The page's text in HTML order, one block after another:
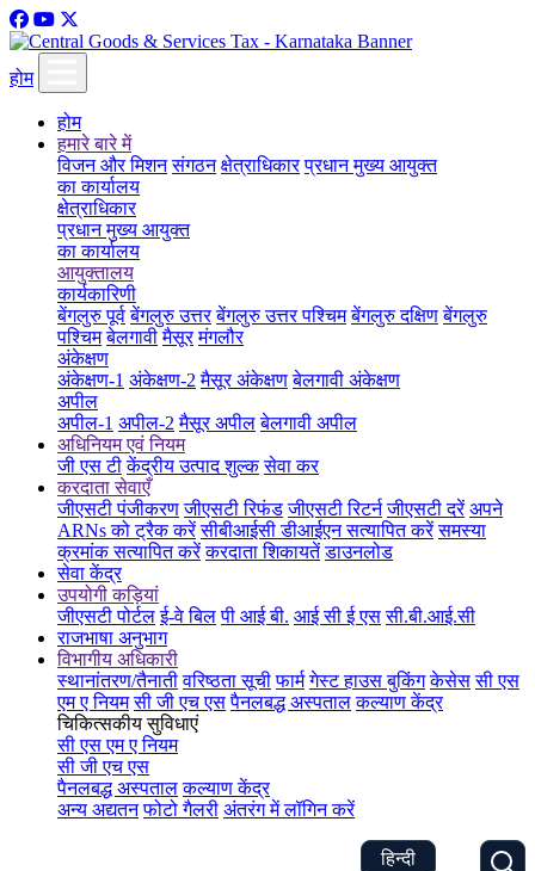
होम
होम
हमारे बारे में
विजन और मिशन संगठन क्षेत्राधिकार प्रधान मुख्य आयुक्त
का कार्यालय
क्षेत्राधिकार
प्रधान मुख्य आयुक्त
का कार्यालय
आयुक्तालय
कार्यकारिणी
बेंगलुरु पूर्व बेंगलुरु उत्तर बेंगलुरु उत्तर पश्चिम बेंगलुरु दक्षिण बेंगलुरु
पश्चिम बेलगावी मैसूर मंगलौर
अंकेक्षण
अंकेक्षण-1 अंकेक्षण-2 मैसूर अंकेक्षण बेलगावी अंकेक्षण
अपील
अपील-1 अपील-2 मैसूर अपील बेलगावी अपील
अधिनियम एवं नियम
जी एस टी केंद्रीय उत्पाद शुल्क सेवा कर
करदाता सेवाएँ
जीएसटी पंजीकरण जीएसटी रिफंड जीएसटी रिटर्न जीएसटी दरें अपने
ARNs को ट्रैक करें सीबीआईसी डीआईएन सत्यापित करें समस्या
क्रमांक सत्यापित करें करदाता शिकायतें डाउनलोड
सेवा केंद्र
उपयोगी कड़ियां
जीएसटी पोर्टल ई-वे बिल पी आई बी. आई सी ई एस सी.बी.आई.सी
राजभाषा अनुभाग
विभागीय अधिकारी
स्थानांतरण/तैनाती वरिष्ठता सूची फार्म गेस्ट हाउस बुकिंग केसेस सी एस
एम ए नियम सी जी एच एस पैनलबद्ध अस्पताल कल्याण केंद्र
चिकित्सकीय सुविधाएं
सी एस एम ए नियम
सी जी एच एस
पैनलबद्ध अस्पताल कल्याण केंद्र
अन्य अद्यतन फोटो गैलरी अंतरंग में लॉगिन करें
हिन्दी